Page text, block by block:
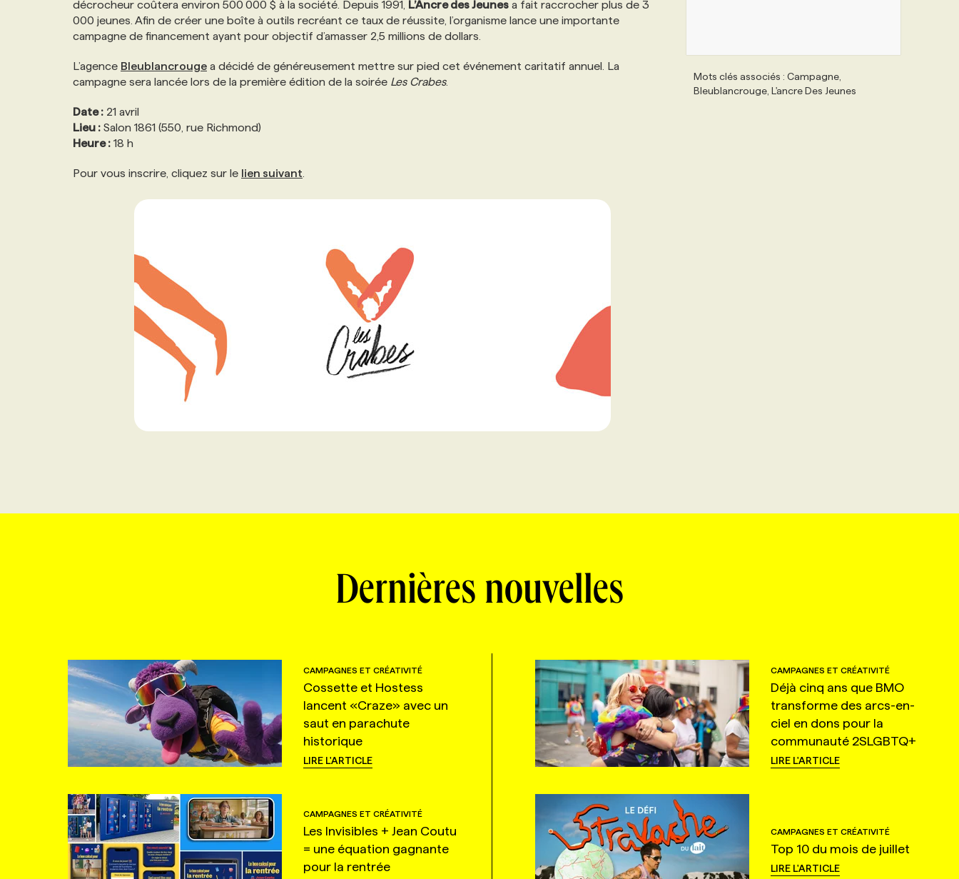
NOS TARIFS
PROGRAMMES DE SUBVENTIONS
ANNONCEZ AVEC NOUS
décrocheur coûtera environ 500 000 $ à la société. Depuis 1991, L’Ancre des Jeunes a fait raccrocher plus de 3
000 jeunes. Afin de créer une boîte à outils recréant ce taux de réussite, l’organisme lance une importante
campagne de financement ayant pour objectif d’amasser 2,5 millions de dollars.
L’agence Bleublancrouge a décidé de généreusement mettre sur pied cet événement caritatif annuel. La
campagne sera lancée lors de la première édition de la soirée Les Crabes.
Date : 21 avril
Lieu : Salon 1861 (550, rue Richmond)
Heure : 18 h
Pour vous inscrire, cliquez sur le lien suivant
Mots clés associés : Campagne,
Bleublancrouge, L'ancre Des Jeunes
Dernières nouvelles
CAMPAGNES ET CRÉATIVITÉ
Cossette et Hostess
lancent «Craze» avec un
saut en parachute
historique
LIRE L'ARTICLE
CAMPAGNES ET CRÉATIVITÉ
Déjà cinq ans que BMO
transforme des arcs-en-
ciel en dons pour la
communauté 2SLGBTQ+
LIRE L'ARTICLE
CAMPAGNES ET CRÉATIVITÉ
Les Invisibles + Jean Coutu
= une équation gagnante
pour la rentrée
CAMPAGNES ET CRÉATIVITÉ
Top 10 du mois de juillet
LIRE L'ARTICLE